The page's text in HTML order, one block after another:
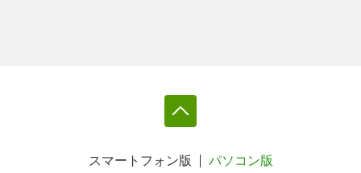
スマートフォン版 パソコン版